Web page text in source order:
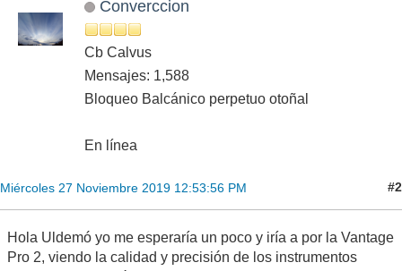
Converccion
Cb Calvus
Mensajes: 1,588
Bloqueo Balcánico perpetuo otoñal
En línea
Miércoles 27 Noviembre 2019 12:53:56 PM #2
Hola Uldemó yo me esperaría un poco y iría a por la Vantage
Pro 2, viendo la calidad y precisión de los instrumentos